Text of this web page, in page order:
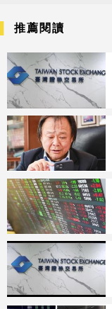
推薦閱讀